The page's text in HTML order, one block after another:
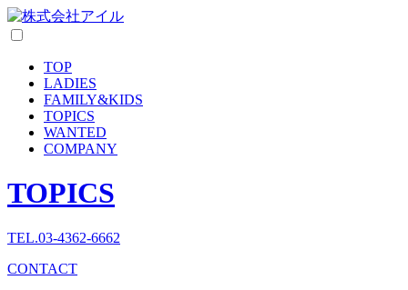
TOP
LADIES
FAMILY&KIDS
TOPICS
WANTED
COMPANY
TOPICS
TEL.03-4362-6662
CONTACT